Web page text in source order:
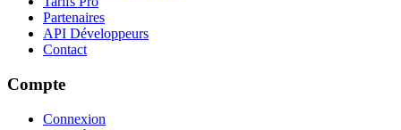
Partenaires
API Développeurs
Contact
Compte
Connexion